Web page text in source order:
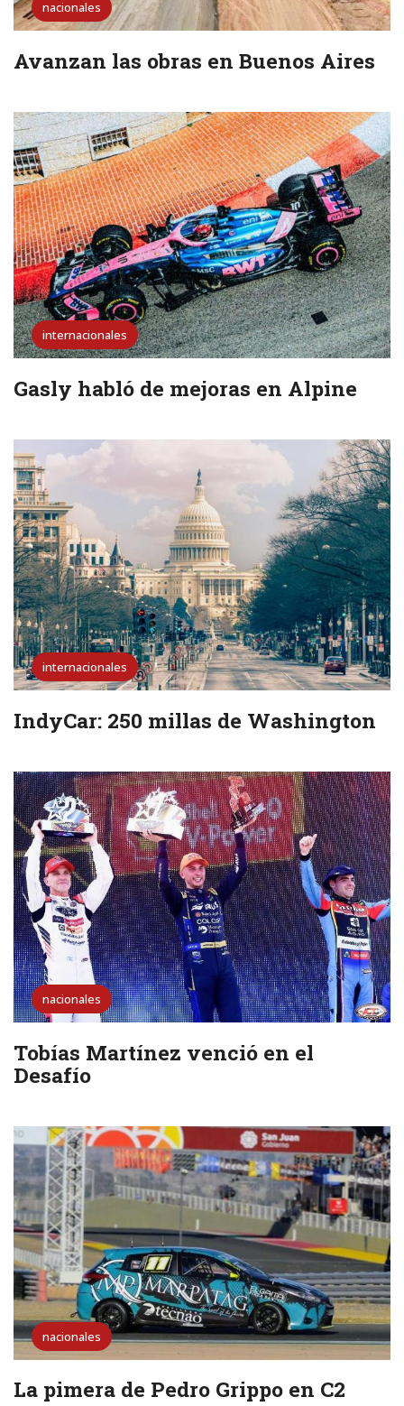
nacionales
Avanzan las obras en Buenos Aires
internacionales
Gasly habló de mejoras en Alpine
internacionales
IndyCar: 250 millas de Washington
nacionales
Tobías Martínez venció en el
Desafío
nacionales
La pimera de Pedro Grippo en C2